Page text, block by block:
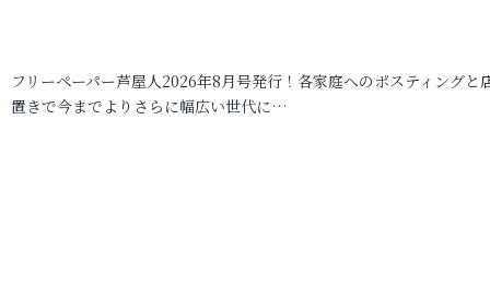
フリーペーパー芦屋人2026年8月号発行！各家庭へのポスティングと
置きで今までよりさらに幅広い世代に…